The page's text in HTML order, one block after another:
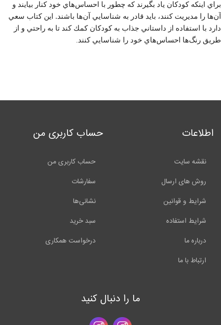
براي اينكه كودكان ياد بگيرند كه چطور با احساس‌هاي خود كنار بيايند و
آن‌ها را مديريت كنند، بايد قادر به شناسايي آن‌ها باشند. اين كتاب سعي
دارد با استفاده از داستاني جذاب به كودكان كمك كند تا به راحتي و از
طريق رنگ‌ها احساس‌هاي خود را شناسايي كنند
اطلاعات
نقشه سایت
روش های ارسال
شرایط و قوانین
شرایط استفاده
درباره ما
ارتباط با ما
حساب کاربری من
حساب کاربری من
سفارشات
نشانی‌ها
سبد خرید
درخواست همکاری
ما را دنبال کنید